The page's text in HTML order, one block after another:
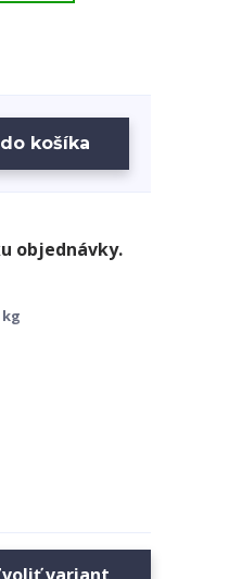
košíka
kg
variant